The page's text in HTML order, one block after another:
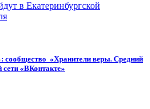
в Екатеринбургской
сообщество «Хранители веры. Средний
«ВКонтакте»